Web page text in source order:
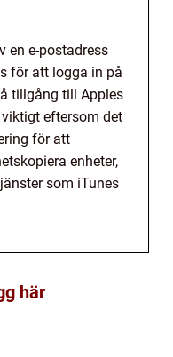
en e-postadress
för att logga in på
tillgång till Apples
eftersom det
för att
enheter,
som iTunes
här